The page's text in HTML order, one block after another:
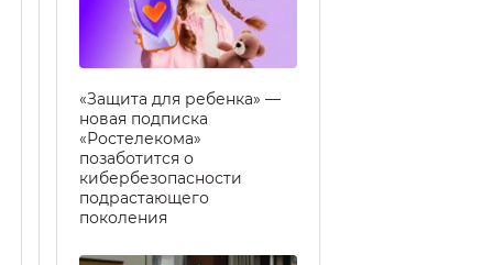
«Защита для ребенка» —
новая подписка
«Ростелекома»
позаботится о
кибербезопасности
подрастающего
поколения